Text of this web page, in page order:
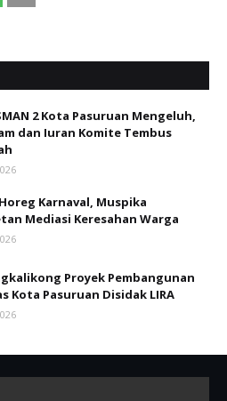
2 Kota Pasuruan Mengeluh,
dan Iuran Komite Tembus
Karnaval, Muspika
Mediasi Keresahan Warga
Proyek Pembangunan
Kota Pasuruan Disidak LIRA